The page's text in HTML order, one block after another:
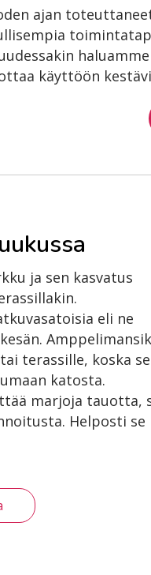
ajan
käyttöön
ja sen kasvatus
eli ne
terassille, koska
katosta.
marjoja tauotta,
Helposti se